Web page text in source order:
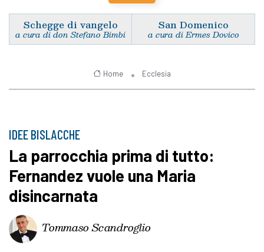
Schegge di vangelo
a cura di don Stefano Bimbi
San Domenico
a cura di Ermes Dovico
Home Ecclesia
IDEE BISLACCHE
La parrocchia prima di tutto:
Fernandez vuole una Maria
disincarnata
Tommaso Scandroglio